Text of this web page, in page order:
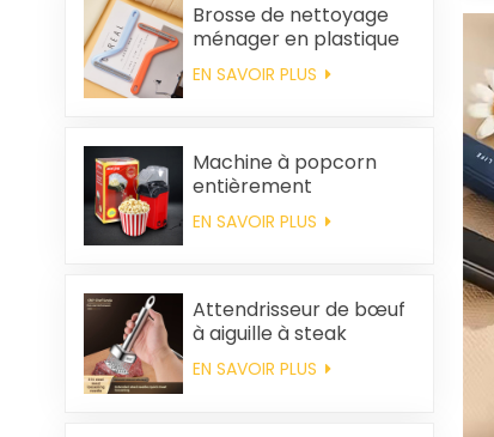
Brosse de nettoyage
ménager en plastique
pour vêtements,
élimination des poils
EN SAVOIR PLUS
Machine à popcorn
entièrement
automatique pour la
maison, machine à
EN SAVOIR PLUS
Attendrisseur de bœuf
à aiguille à steak
EN SAVOIR PLUS